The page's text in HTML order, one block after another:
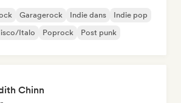
Garagerock Indie dans
Indie pop
Italo Poprock Post punk
Chinn